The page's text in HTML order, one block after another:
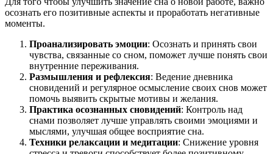
осознать его позитивные аспекты и проработать негативные
моменты.
Проанализировать эмоции: Осознать и принять свои
чувства, связанные со сном, поможет лучше понять свои
внутренние переживания.
Размышления и рефлексия: Ведение дневника
сновидений и регулярное осмысление своих снов может
помочь выявить скрытые мотивы и желания.
Практика осознанных сновидений: Контроль над
снами позволяет лучше управлять своими эмоциями и
мыслями, улучшая общее восприятие сна.
Техники релаксации и медитации: Снижение уровня